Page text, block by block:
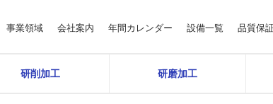
研削加工 研磨加工
事業領域 会社案内 年間カレンダー 設備一覧 品質保